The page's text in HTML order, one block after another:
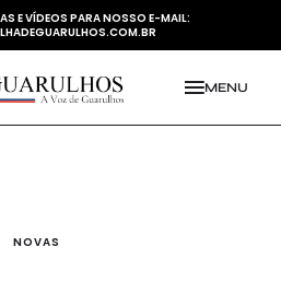
E VÍDEOS PARA NOSSO E-MAIL:
MENU
NOVAS